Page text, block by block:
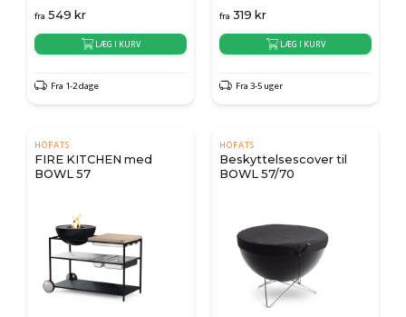
fra 549 kr
LÆG I KURV
Fra 1-2 dage
fra 319 kr
LÆG I KURV
Fra 3-5 uger
HÖFATS
FIRE KITCHEN med
BOWL 57
HÖFATS
Beskyttelsescover til
BOWL 57/70